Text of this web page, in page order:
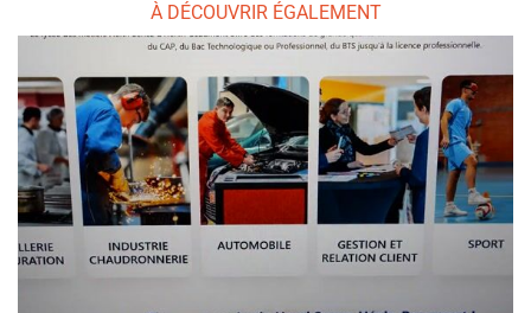
À DÉCOUVRIR ÉGALEMENT